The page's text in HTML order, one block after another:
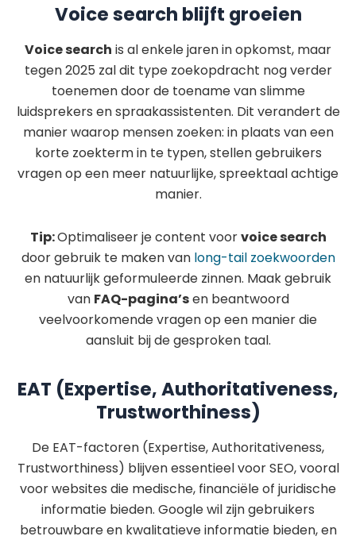
Voice search blijft groeien
Voice search is al enkele jaren in opkomst, maar
tegen 2025 zal dit type zoekopdracht nog verder
toenemen door de toename van slimme
luidsprekers en spraakassistenten. Dit verandert de
manier waarop mensen zoeken: in plaats van een
korte zoekterm in te typen, stellen gebruikers
vragen op een meer natuurlijke, spreektaal achtige
manier.
Tip:Optimaliseer je content voorvoice search
door gebruik te maken van long-tail zoekwoorden
en natuurlijk geformuleerde zinnen. Maak gebruik
van FAQ-pagina’sen beantwoord
veelvoorkomende vragen op een manier die
aansluit bij de gesproken taal.
EAT (Expertise, Authoritativeness,
Trustworthiness)
De EAT-factoren (Expertise, Authoritativeness,
Trustworthiness) blijven essentieel voor SEO, vooral
voor websites die medische, financiële of juridische
informatie bieden. Google wil zijn gebruikers
betrouwbare en kwalitatieve informatie bieden, en